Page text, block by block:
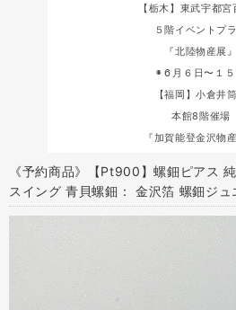
【栃木】東武宇都宮
５階イベントプ
『北陸物産展』
◉６月６日〜１５
【福岡】小倉井
本館8階催場
『加賀能登金沢物産
《予約商品》【Pt900】螺鈿ピアス
スイング 青貝螺鈿： 金沢箔 螺鈿ジュ